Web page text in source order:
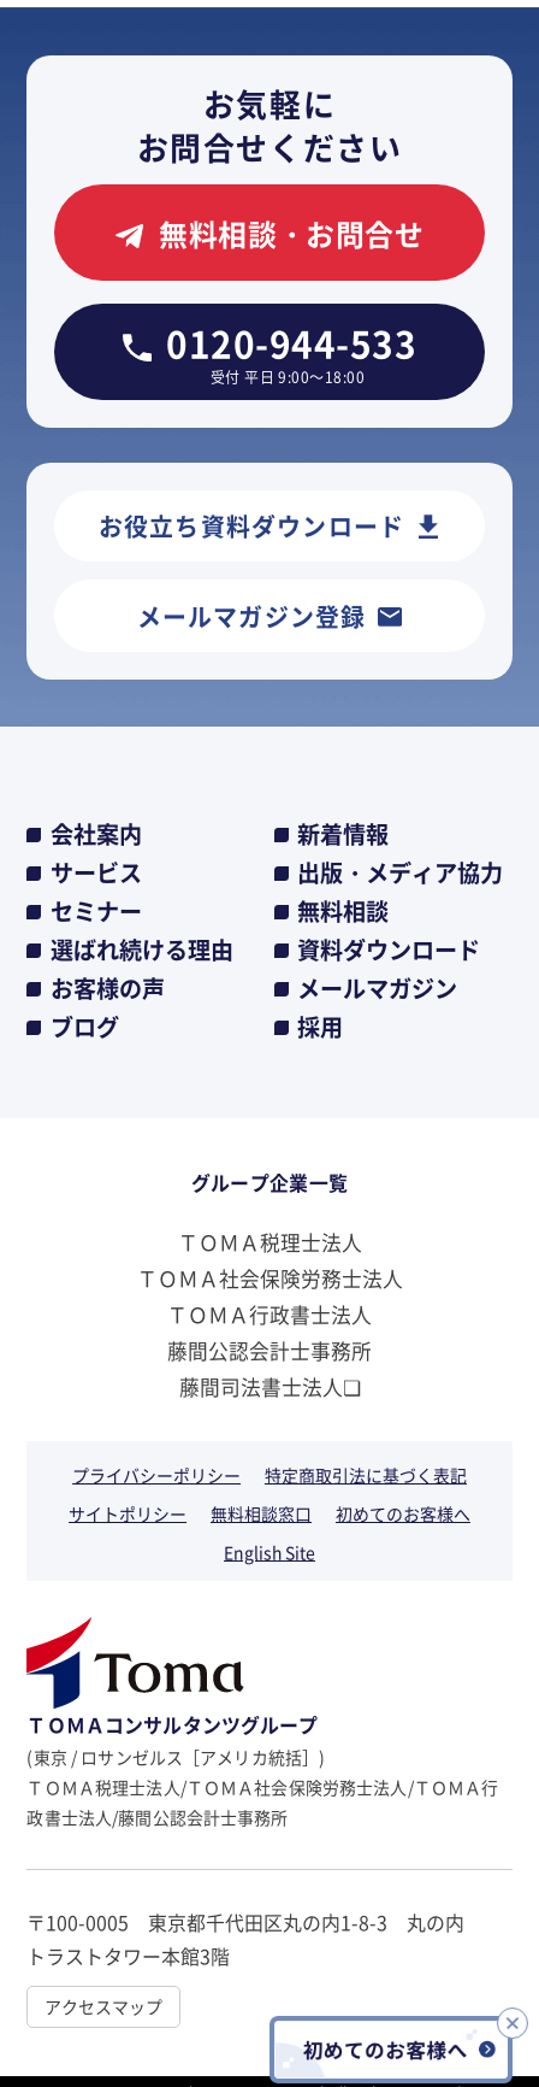
お気軽に
お問合せください
無料相談・お問合せ
0120-944-533
受付 平日 9:00～18:00
お役立ち資料ダウンロード
メールマガジン登録
会社案内
新着情報
サービス
出版・メディア協力
セミナー
無料相談
選ばれ続ける理由
資料ダウンロード
お客様の声
メールマガジン
ブログ
採用
グループ企業一覧
ＴＯＭＡ税理士法人
ＴＯＭＡ社会保険労務士法人
ＴＯＭＡ行政書士法人
藤間公認会計士事務所
藤間司法書士法人❏
プライバシーポリシー
特定商取引法に基づく表記
サイトポリシー
無料相談窓口
初めてのお客様へ
English Site
ＴＯＭＡコンサルタンツグループ
(東京 / ロサンゼルス［アメリカ統括］)
ＴＯＭＡ税理士法人/ＴＯＭＡ社会保険労務士法人/ＴＯＭＡ行
政書士法人/藤間公認会計士事務所
〒100-0005 東京都千代田区丸の内1-8-3 丸の内
トラストタワー本館3階
アクセスマップ